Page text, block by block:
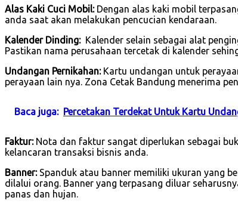
Alas Kaki Cuci Mobil:Dengan alas kaki mobil
anda saat akan melakukan pencucian kendaraan.
Kalender Dinding:Kalender selain sebagai alat
Pastikan nama perusahaan tercetak di kalender
Undangan Pernikahan:Kartu undangan untuk
perayaan lain nya. Zona Cetak Bandung menerima
Baca juga: Percetakan Terdekat Untuk Kartu
Faktur:Nota dan faktur sangat diperlukan sebagai
kelancaran transaksi bisnis anda.
Banner:Spanduk atau banner memiliki ukuran yang
dilalui orang. Banner yang terpasang diluar
panas dan hujan.